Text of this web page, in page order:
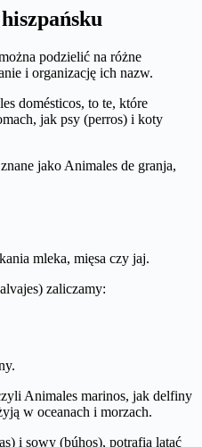
podzielić na różne
i organizację ich nazw.
domésticos, to te, które
jak psy (perros) i koty
jako Animales de granja,
mleka, mięsa czy jaj.
zaliczamy:
Animales marinos, jak delfiny
w oceanach i morzach.
i sowy (búhos), potrafią latać